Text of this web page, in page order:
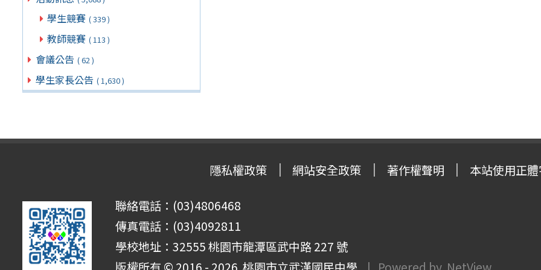
學生競賽 ( 339 )
教師競賽 ( 113 )
會議公告 ( 62 )
學生家長公告 ( 1,630 )
隱私權政策 網站安全政策 著作權聲明 本站使用正
聯絡電話：(03)4806468
傳真電話：(03)4092811
學校地址：32555 桃園市龍潭區武中路 227 號